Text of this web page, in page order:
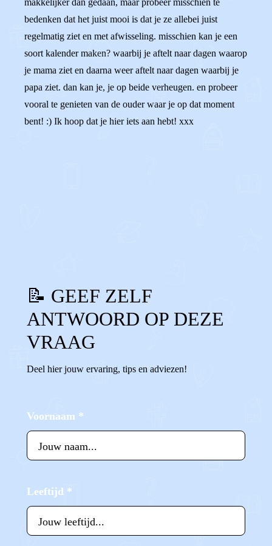
makkelijker dan gedaan, maar probeer misschien te
bedenken dat het juist mooi is dat je ze allebei juist
regelmatig ziet en met afwisseling. misschien kan je een
soort kalender maken? waarbij je aftelt naar dagen waarop
je mama ziet en daarna weer aftelt naar dagen waarbij je
papa ziet. dan kan je, je op beide verheugen. en probeer
vooral te genieten van de ouder waar je op dat moment
bent! :) Ik hoop dat je hier iets aan hebt! xxx
📝 GEEF ZELF
ANTWOORD OP DEZE
VRAAG
Deel hier jouw ervaring, tips en adviezen!
Voornaam *
Leeftijd *